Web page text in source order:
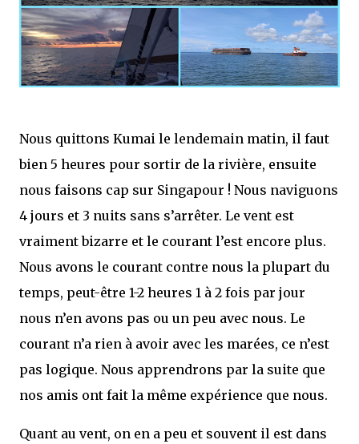
Nous quittons Kumai le lendemain matin, il faut
bien 5 heures pour sortir de la rivière, ensuite
nous faisons cap sur Singapour ! Nous naviguons
4 jours et 3 nuits sans s’arrêter. Le vent est
vraiment bizarre et le courant l’est encore plus.
Nous avons le courant contre nous la plupart du
temps, peut-être 1-2 heures 1 à 2 fois par jour
nous n’en avons pas ou un peu avec nous. Le
courant n’a rien à avoir avec les marées, ce n’est
pas logique. Nous apprendrons par la suite que
nos amis ont fait la même expérience que nous.
Quant au vent, on en a peu et souvent il est dans